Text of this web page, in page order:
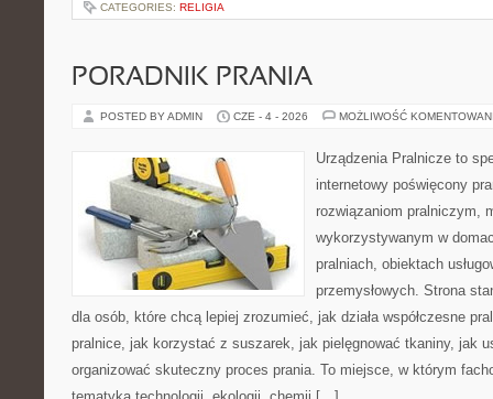
CATEGORIES: RELIGIA
PORADNIK PRANIA
POSTED BY ADMIN CZE - 4 - 2026 MOŻLIWOŚĆ
Urządzenia Pralnicze to
internetowy poświęcony
rozwiązaniom pralniczym,
wykorzystywanym w
pralniach, obiektach
przemysłowych. Strona
dla osób, które chcą lepiej zrozumieć, jak działa współczesne
pralnice, jak korzystać z suszarek, jak pielęgnować tkaniny, jak
organizować skuteczny proces prania. To miejsce, w którym